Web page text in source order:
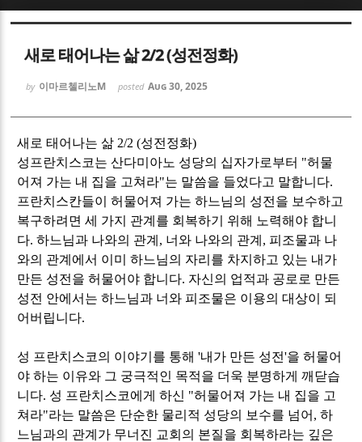
새로 태어나는 삶 2/2 (성전정화)
by 이마르첼리노M posted Aug 30, 2025
새로 태어나는 삶 2/2 (성전정화)
성프란치스코는 산다미아노 성당의 십자가로부터 "허물
어져 가는 내 집을 고쳐라"는 말씀을 들었다고 말합니다.
프란치스칸들이 허물어져 가는 하느님의 성전을 보수하고
복구하려면 세 가지 관계를 회복하기 위해 노력해야 합니
다.하느님과 나와의 관계 , 너와 나와의 관계 , 피조물과 나
와의 관계에서 이미 하느님의 자리를 차지하고 있는 내가
만든 성전을 허물어야 합니다. 자신의 업적과 공로로 만든
성전 안에서는 하느님과 너와 피조물은 이용의 대상이 되
어버립니다.
성 프란치스코의 이야기를 통해'내가 만든 성전'을 허물어
야 하는 이유와 그 궁극적인 목적을 더욱 분명하게 깨닫습
니다. 성 프란치스코에게 하신 "허물어져 가는 내 집을 고
쳐라"라는 말씀은 단순한 물리적 성당의 보수를 넘어 ,하
느님과의 관계가 무너진 교회의 본질을 회복하라는 깊은
Sketchbook5, 스케치북5
Sketchbook5, 스케치북5
Sketchbook5, 스케치북5
Sketchbook5, 스케치북5